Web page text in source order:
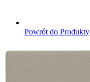
Powrót do Produkty